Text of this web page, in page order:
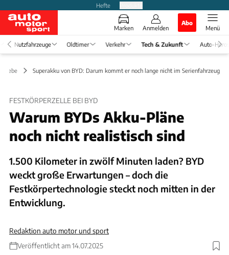
Hefte
Marken Anmelden
Abo
Menü
Nutzfahrzeuge Oldtimer Verkehr Tech & Zukunft Auto-
Superakku von BYD: Darum kommt er noch lange nicht im Serienfahrzeug
FESTKÖRPERZELLE BEI BYD
Warum BYDs Akku-Pläne
noch nicht realistisch sind
1.500 Kilometer in zwölf Minuten laden? BYD
weckt große Erwartungen – doch die
Festkörpertechnologie steckt noch mitten in der
Entwicklung.
Redaktion auto motor und sport
Veröffentlicht am 14.07.2025
Foto: Achim Hartmann